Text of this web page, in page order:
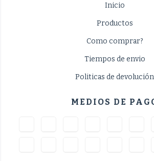
Inicio
Productos
Como comprar?
Tiempos de envio
Politicas de devolución
MEDIOS DE